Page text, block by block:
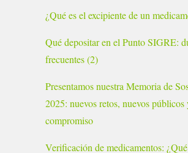
¿Qué es el excipiente de un
Qué depositar en el Punto SIGRE:
frecuentes (2)
Presentamos nuestra Memoria de
2025: nuevos retos, nuevos
compromiso
Verificación de medicamentos: